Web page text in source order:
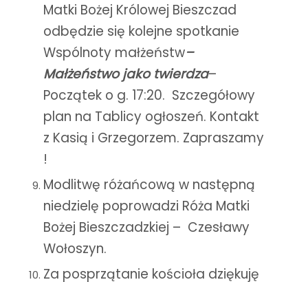
Matki Bożej Królowej Bieszczad
odbędzie się kolejne spotkanie
Wspólnoty małżeństw–
Małżeństwo jako twierdza–
Początek o g. 17:20. Szczegółowy
plan na Tablicy ogłoszeń. Kontakt
z Kasią i Grzegorzem. Zapraszamy
!
Modlitwę różańcową w następną
niedzielę poprowadzi Róża Matki
Bożej Bieszczadzkiej – Czesławy
Wołoszyn.
Za posprzątanie kościoła dziękuję